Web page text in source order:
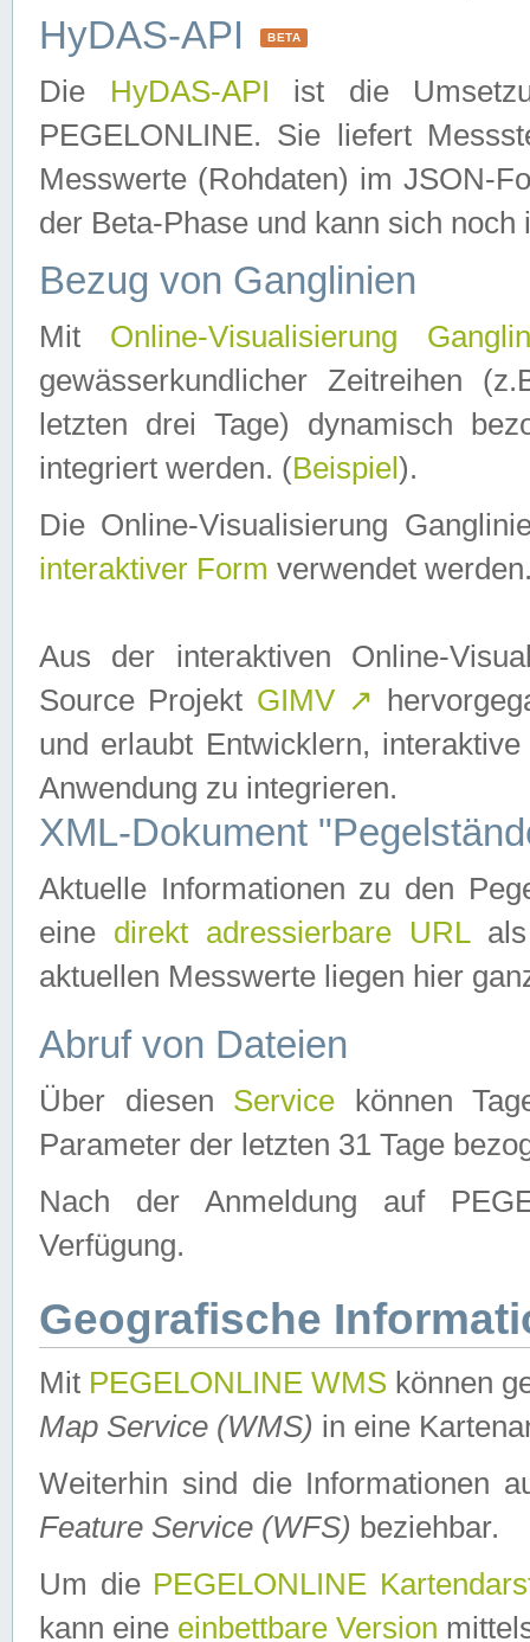
HyDAS-API BETA
Die HyDAS-API ist die
PEGELONLINE. Sie liefert
Messwerte (Rohdaten) im JSON-
der Beta-Phase und kann sich noch
Bezug von Ganglinien
Mit Online-Visualisierung
gewässerkundlicher Zeitreihen
letzten drei Tage) dynamisch
integriert werden. (Beispiel ).
Die Online-Visualisierung
interaktiver Form verwendet
Aus der interaktiven Online-
Source Projekt GIMV ↗
und erlaubt Entwicklern,
Anwendung zu integrieren.
XML-Dokument
Aktuelle Informationen zu den
eine direkt adressierbare URLals
aktuellen Messwerte liegen hier
Abruf von Dateien
Über diesen Service können
Parameter der letzten 31 Tage
Nach der Anmeldung auf
Verfügung.
Geografische
Mit PEGELONLINE WMS können
Map Service (WMS) in eine
Weiterhin sind die Informationen
Feature Service (WFS) beziehbar.
Um die PEGELONLINE
kann eine einbettbare Version